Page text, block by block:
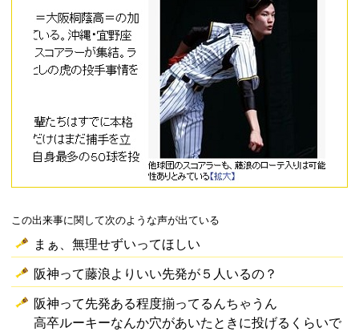
この出来事に関して次のような声が出ている
まぁ、無理せずいってほしい
阪神って藤浪よりいい先発が５人いるの？
阪神って先発ある程度揃ってるんちゃうん
高卒ルーキーなんか穴があいたときに投げるくらいで